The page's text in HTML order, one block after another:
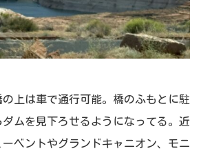
上は車で通行可能。橋のふもとに駐
ムを見下ろせるようになってる。近
ベントやグランドキャニオン、モニ